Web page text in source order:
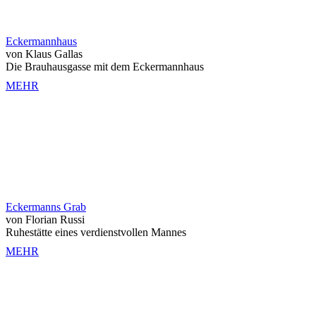
Eckermannhaus
von Klaus Gallas
Die Brauhausgasse mit dem Eckermannhaus
MEHR
Eckermanns Grab
von Florian Russi
Ruhestätte eines verdienstvollen Mannes
MEHR